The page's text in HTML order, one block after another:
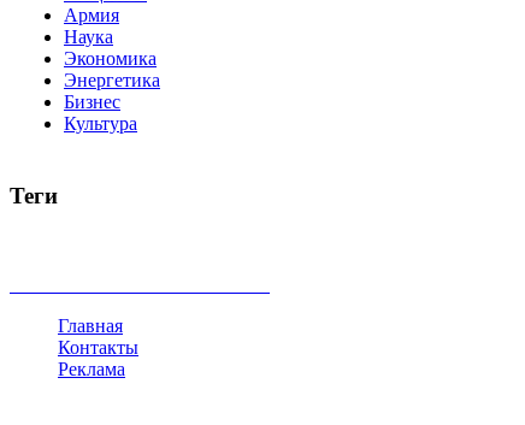
Армия
Наука
Экономика
Энергетика
Бизнес
Культура
Теги
Главная
Контакты
Реклама